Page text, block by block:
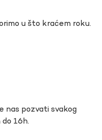
u što kraćem roku.
nas pozvati svakog
16h.